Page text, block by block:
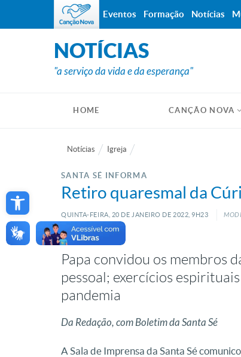
Open toolbar
NOTÍCIAS
"a serviço da vida e da esperança"
HOME CANÇÃO NOVA
Notícias Igreja
SANTA SÉ INFORMA
Retiro quaresmal da
QUINTA-FEIRA, 20 DE JANEIRO DE 2022, 9H23
Papa convidou os membros
pessoal; exercícios
pandemia
Da Redação, com Boletim da Santa Sé
A Sala de Imprensa da Santa Sé
Eventos Formação Notícias